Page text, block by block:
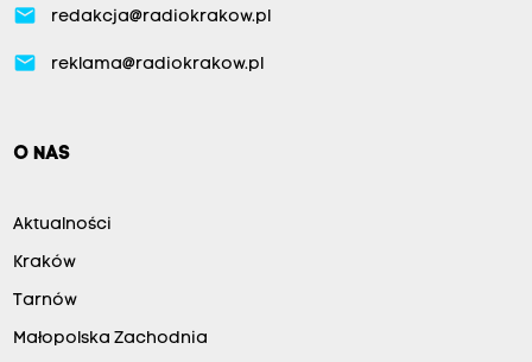
email redakcja@radiokrakow.pl
email reklama@radiokrakow.pl
O NAS
Aktualności
Kraków
Tarnów
Małopolska Zachodnia